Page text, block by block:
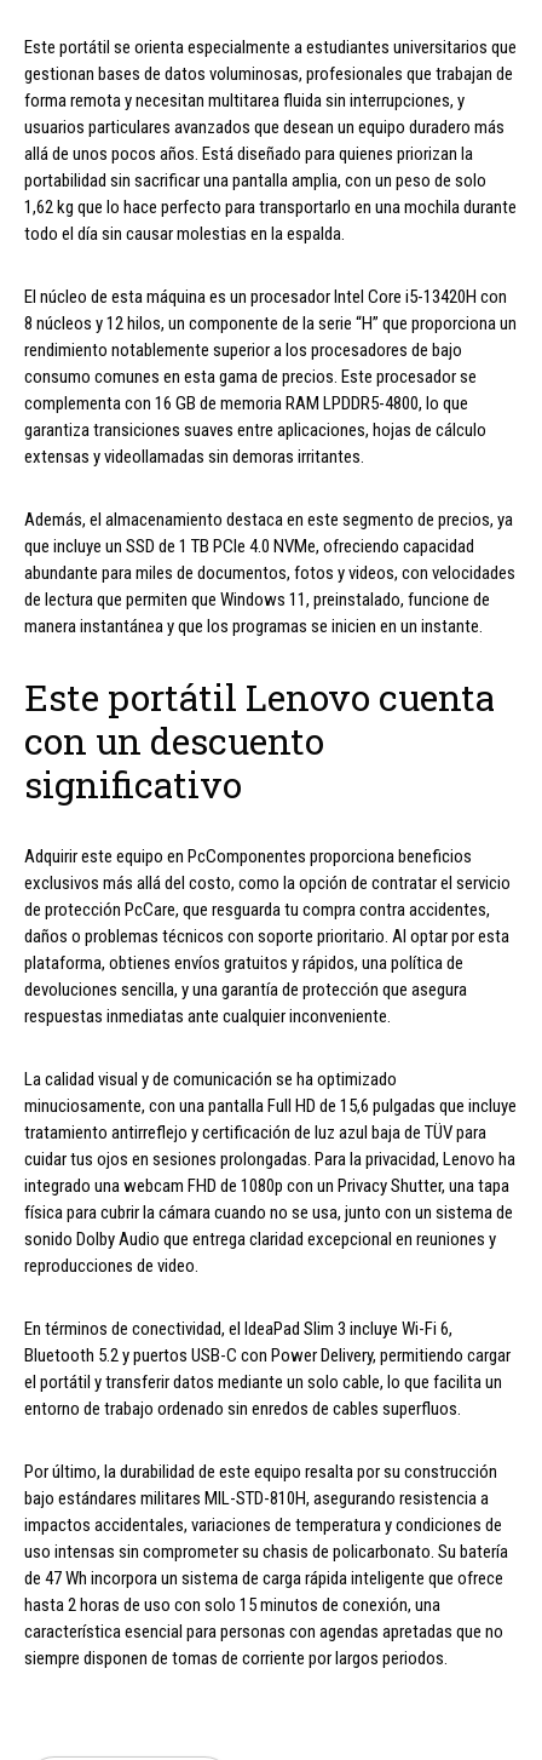
Este portátil se orienta especialmente a estudiantes universitarios que
gestionan bases de datos voluminosas, profesionales que trabajan de
forma remota y necesitan multitarea fluida sin interrupciones, y
usuarios particulares avanzados que desean un equipo duradero más
allá de unos pocos años. Está diseñado para quienes priorizan la
portabilidad sin sacrificar una pantalla amplia, con un peso de solo
1,62 kg que lo hace perfecto para transportarlo en una mochila durante
todo el día sin causar molestias en la espalda.
El núcleo de esta máquina es un procesador Intel Core i5-13420H con
8 núcleos y 12 hilos, un componente de la serie “H” que proporciona un
rendimiento notablemente superior a los procesadores de bajo
consumo comunes en esta gama de precios. Este procesador se
complementa con 16 GB de memoria RAM LPDDR5-4800, lo que
garantiza transiciones suaves entre aplicaciones, hojas de cálculo
extensas y videollamadas sin demoras irritantes.
Además, el almacenamiento destaca en este segmento de precios, ya
que incluye un SSD de 1 TB PCIe 4.0 NVMe, ofreciendo capacidad
abundante para miles de documentos, fotos y videos, con velocidades
de lectura que permiten que Windows 11, preinstalado, funcione de
manera instantánea y que los programas se inicien en un instante.
Este portátil Lenovo cuenta
con un descuento
significativo
Adquirir este equipo en PcComponentes proporciona beneficios
exclusivos más allá del costo, como la opción de contratar el servicio
de protección PcCare, que resguarda tu compra contra accidentes,
daños o problemas técnicos con soporte prioritario. Al optar por esta
plataforma, obtienes envíos gratuitos y rápidos, una política de
devoluciones sencilla, y una garantía de protección que asegura
respuestas inmediatas ante cualquier inconveniente.
La calidad visual y de comunicación se ha optimizado
minuciosamente, con una pantalla Full HD de 15,6 pulgadas que incluye
tratamiento antirreflejo y certificación de luz azul baja de TÜV para
cuidar tus ojos en sesiones prolongadas. Para la privacidad, Lenovo ha
integrado una webcam FHD de 1080p con un Privacy Shutter, una tapa
física para cubrir la cámara cuando no se usa, junto con un sistema de
sonido Dolby Audio que entrega claridad excepcional en reuniones y
reproducciones de video.
En términos de conectividad, el IdeaPad Slim 3 incluye Wi-Fi 6,
Bluetooth 5.2 y puertos USB-C con Power Delivery, permitiendo cargar
el portátil y transferir datos mediante un solo cable, lo que facilita un
entorno de trabajo ordenado sin enredos de cables superfluos.
Por último, la durabilidad de este equipo resalta por su construcción
bajo estándares militares MIL-STD-810H, asegurando resistencia a
impactos accidentales, variaciones de temperatura y condiciones de
uso intensas sin comprometer su chasis de policarbonato. Su batería
de 47 Wh incorpora un sistema de carga rápida inteligente que ofrece
hasta 2 horas de uso con solo 15 minutos de conexión, una
característica esencial para personas con agendas apretadas que no
siempre disponen de tomas de corriente por largos periodos.